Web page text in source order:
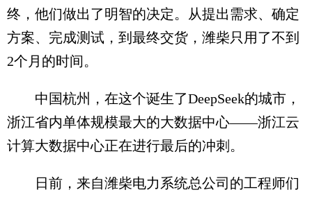
终，他们做出了明智的决定。从提出需求、确定
方案、完成测试，到最终交货，潍柴只用了不到
2个月的时间。
中国杭州，在这个诞生了DeepSeek的城市，
浙江省内单体规模最大的大数据中心——浙江云
计算大数据中心正在进行最后的冲刺。
日前，来自潍柴电力系统总公司的工程师们